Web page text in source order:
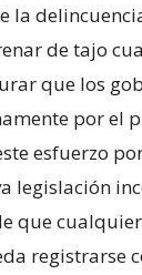
la
de tajo
que los
por el
esfuerzo
legislación
que
registrarse